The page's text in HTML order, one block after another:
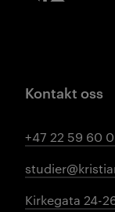
Kontakt oss
+47 22 59 60
Kirkegata 24-